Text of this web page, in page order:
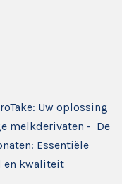
Uw oplossing
melkderivaten - De
Essentiële
en kwaliteit